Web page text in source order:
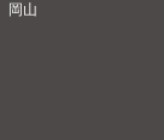
岡山